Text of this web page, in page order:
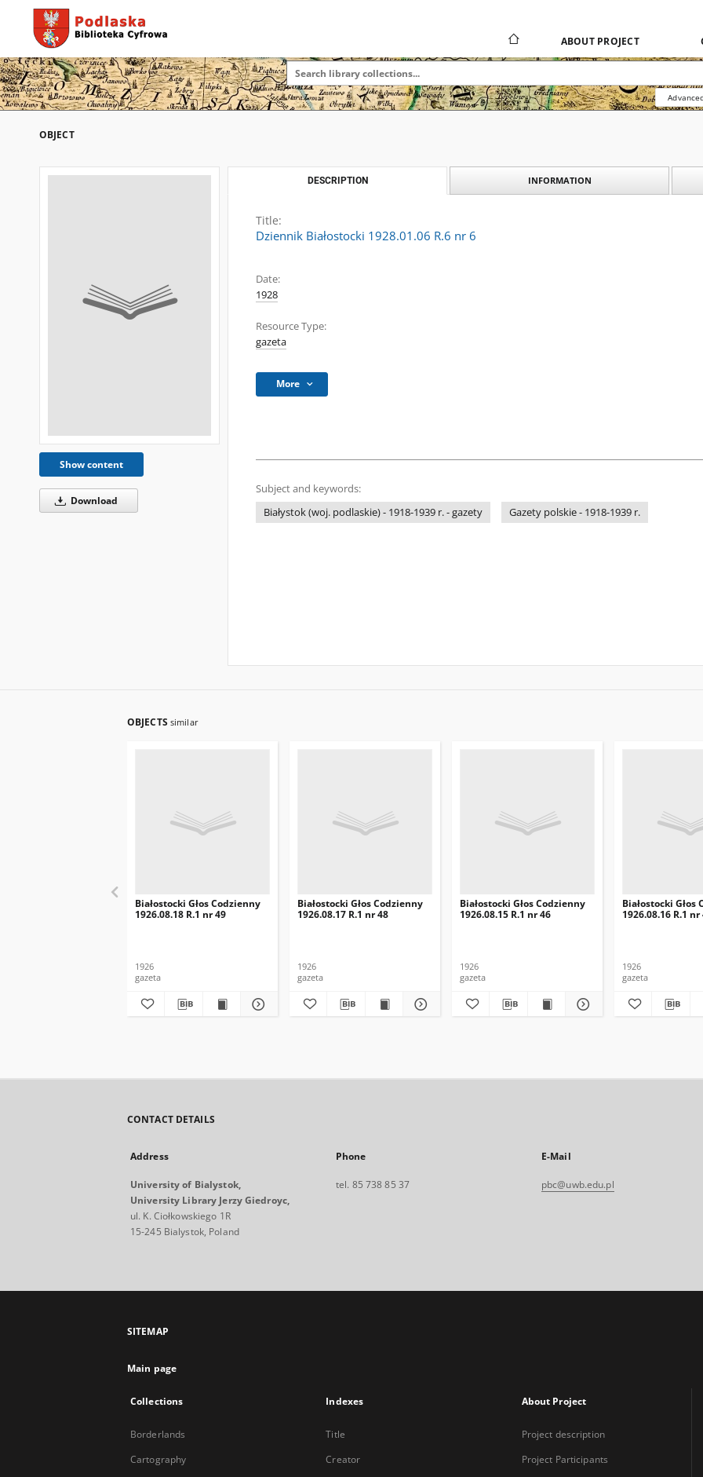
ABOUT PROJECT
OBJECT
Show content
Download
DESCRIPTION INFORMATION
Title:
Dziennik Białostocki 1928.01.06 R.6 nr 6
Date:
1928
Resource Type:
gazeta
More
Subject and keywords:
Białystok (woj. podlaskie) - 1918-1939 r. - gazety
Gazety polskie - 1918-1939 r.
OBJECTS similar
Białostocki Głos Codzienny
1926.08.18 R.1 nr 49
1926
gazeta
Białostocki Głos Codzienny
1926.08.17 R.1 nr 48
1926
gazeta
Białostocki Głos Codzienny
1926.08.15 R.1 nr 46
1926
gazeta
Białostocki Głos
1926.08.16 R.1 nr
1926
gazeta
CONTACT DETAILS
Address
University of Bialystok,
University Library Jerzy Giedroyc,
ul. K. Ciołkowskiego 1R
15-245 Bialystok, Poland
Phone
tel. 85 738 85 37
E-Mail
pbc@uwb.edu.pl
SITEMAP
Main page
Collections
Borderlands
Cartography
Indexes
Title
Creator
About Project
Project description
Project Participants